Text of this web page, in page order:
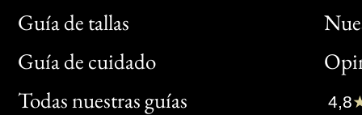
Guía de tallas
Guía de cuidado
Todas nuestras guías
Bon
Clic
4,8